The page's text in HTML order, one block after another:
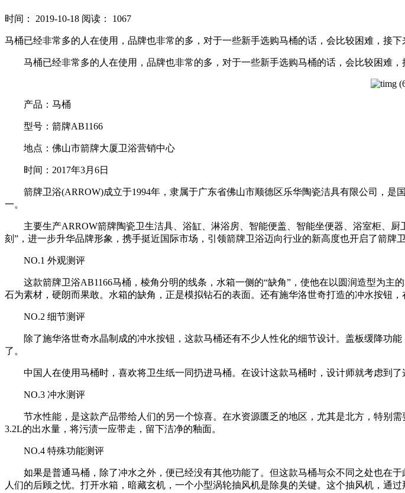
时间： 2019-10-18 阅读： 1067
马桶已经非常多的人在使用，品牌也非常的多，对于一些新手选购马桶的话，会比较困难，接
马桶已经非常多的人在使用，品牌也非常的多，对于一些新手选购马桶的话，会比较困难，
产品：马桶
型号：箭牌AB1166
地点：佛山市箭牌大厦卫浴营销中心
时间：2017年3月6日
箭牌卫浴(ARROW)成立于1994年，隶属于广东省佛山市顺德区乐华陶瓷洁具有限公司，是
一。
主要生产ARROW箭牌陶瓷卫生洁具、浴缸、淋浴房、智能便盖、智能坐便器、浴室柜、厨
刻”，进一步升华品牌形象，携手挺近国际市场，引领箭牌卫浴迈向行业的新高度也开启了箭牌
NO.1 外观测评
这款箭牌卫浴AB1166马桶，棱角分明的线条，水箱一侧的“缺角”，使他在以圆润造型为主
石为素材，硬朗而果敢。水箱的缺角，正是模拟钻石的表面。还有施华洛世奇打造的冲水按钮
NO.2 细节测评
除了施华洛世奇水晶制成的冲水按钮，这款马桶还有不少人性化的细节设计。盖板缓降功
了。
中国人在使用马桶时，喜欢将卫生纸一同扔进马桶。在设计这款马桶时，设计师就考虑到了
NO.3 冲水测评
节水性能，是这款产品带给人们的另一个惊喜。在水资源匮乏的地区，尤其是北方，特别需
3.2L的出水量，将污渍一应带走，留下洁净的釉面。
NO.4 特殊功能测评
如果是普通马桶，除了冲水之外，便已经没有其他功能了。但这款马桶与众不同之处也在于
人们的后顾之忧。打开水箱，暗藏玄机，一个小型涡轮抽风机是除臭的关键。这个抽风机，通